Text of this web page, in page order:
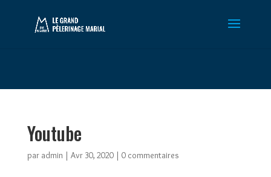
: Constant WP_CRON_LOCK_TIMEOUT already defined in
/htdocs/wp-config.phpon line
Youtube
par admin | Avr 30, 2020| 0 commentaires